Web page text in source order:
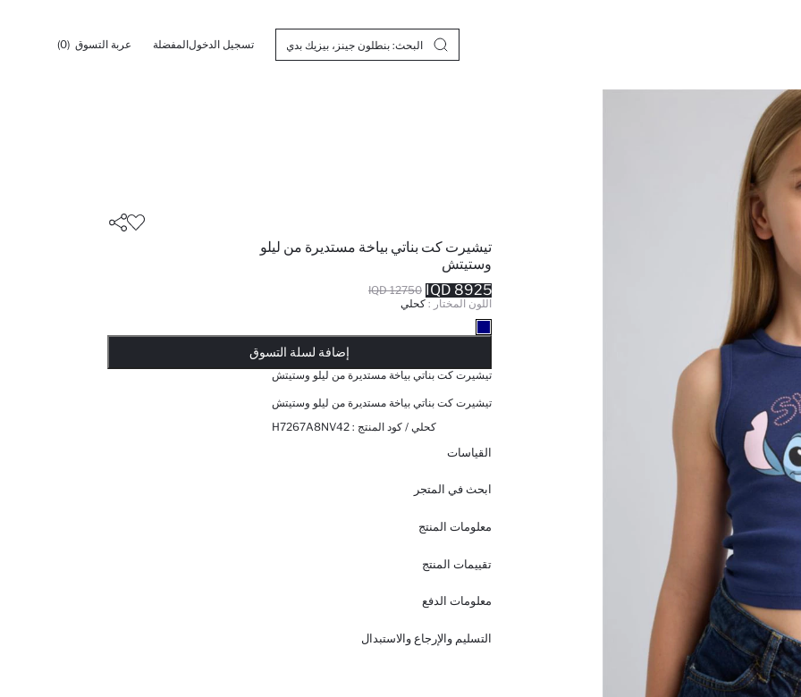
تسجيل الدخولالمفضلة عربة التسوق (0)
تيشيرت كت بناتي بياخة مستديرة من ليلو
وستيتش
12750 IQD 8925 IQD
اللون المختار : كحلي
إضافة لسلة التسوق
تيشيرت كت بناتي بياخة مستديرة من ليلو وستيتش
تيشيرت كت بناتي بياخة مستديرة من ليلو وستيتش
كحلي / كود المنتج : H7267A8NV42
القياسات
ابحث في المتجر
معلومات المنتج
تقييمات المنتج
معلومات الدفع
التسليم والإرجاع والاستبدال